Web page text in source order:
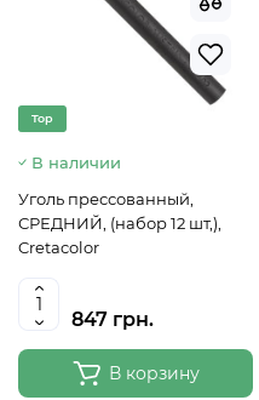
Top
В наличии
Уголь прессованный,
СРЕДНИЙ, (набор 12 шт,),
Cretacolor
847 грн.
В корзину